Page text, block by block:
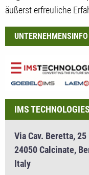
äußerst erfreuliche
IMS
Via Cav. Beretta, 25
24050 Calcinate,
Italy